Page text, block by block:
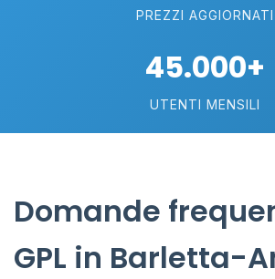
PREZZI AGGIORNATI
45.000+
UTENTI MENSILI
Domande
GPL in Barletta-